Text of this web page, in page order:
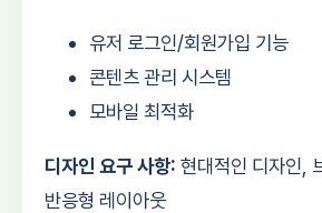
유저 로그인/회원가입 기능
콘텐츠 관리 시스템
모바일 최적화
디자인 요구 사항: 현대적인 디자인,
반응형 레이아웃